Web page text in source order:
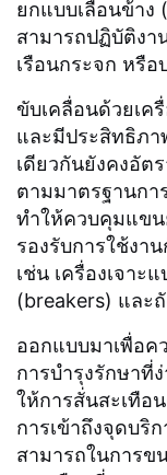
ยกแบบเลื่อนข้าง
สามารถปฏิบัติงา
เรือนกระจก หรื
ขับเคลื่อนด้วยเค
และมีประสิทธิภ
เดียวกันยังคงอัต
ตามมาตรฐานกา
ทำให้ควบคุมแข
รองรับการใช้งา
เช่น เครื่องเจาะ
(breakers) และ
ออกแบบมาเพื่อค
การบำรุงรักษาที่
ให้การสั่นสะเทือ
การเข้าถึงจุดบริ
สามารถในการข